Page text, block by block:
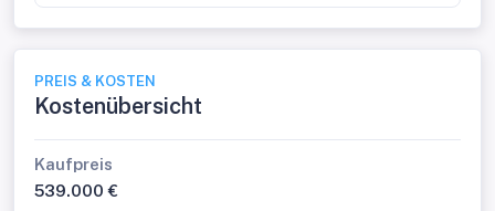
PREIS & KOSTEN
Kostenübersicht
Kaufpreis
539.000 €